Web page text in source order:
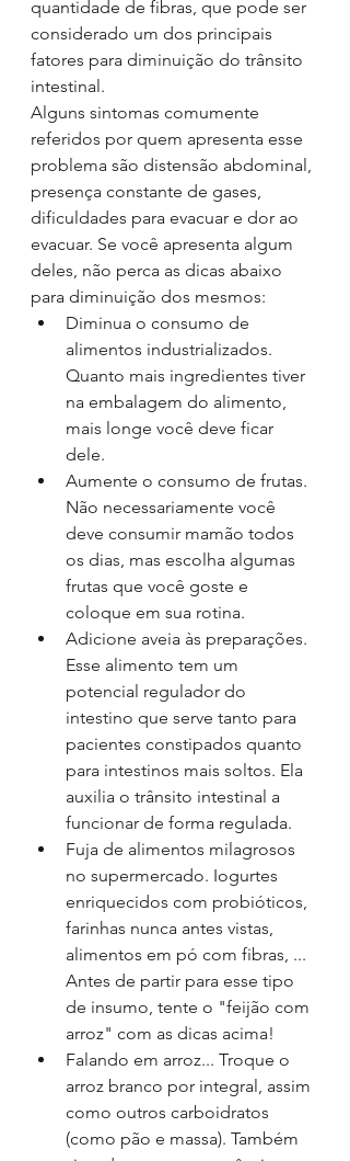
quantidade de fibras, que pode ser
considerado um dos principais
fatores para diminuição do trânsito
intestinal.
Alguns sintomas comumente
referidos por quem apresenta esse
problema são distensão abdominal,
presença constante de gases,
dificuldades para evacuar e dor ao
evacuar. Se você apresenta algum
deles, não perca as dicas abaixo
para diminuição dos mesmos:
Diminua o consumo de
alimentos industrializados.
Quanto mais ingredientes tiver
na embalagem do alimento,
mais longe você deve ficar
dele.
Aumente o consumo de frutas.
Não necessariamente você
deve consumir mamão todos
os dias, mas escolha algumas
frutas que você goste e
coloque em sua rotina.
Adicione aveia às preparações.
Esse alimento tem um
potencial regulador do
intestino que serve tanto para
pacientes constipados quanto
para intestinos mais soltos. Ela
auxilia o trânsito intestinal a
funcionar de forma regulada.
Fuja de alimentos milagrosos
no supermercado. Iogurtes
enriquecidos com probióticos,
farinhas nunca antes vistas,
alimentos em pó com fibras, ...
Antes de partir para esse tipo
de insumo, tente o "feijão com
arroz" com as dicas acima!
Falando em arroz... Troque o
arroz branco por integral, assim
como outros carboidratos
(como pão e massa). Também